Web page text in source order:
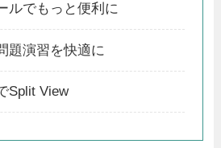
ルでもっと便利に
題演習を快適に
Split View